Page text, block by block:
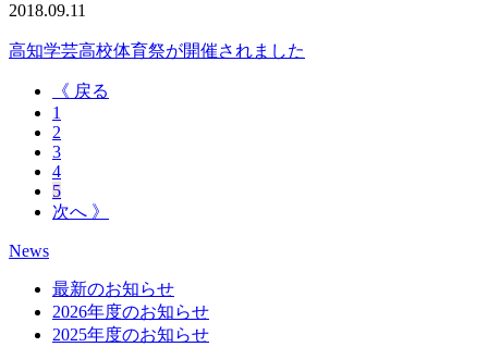
2018.09.11
高知学芸高校体育祭が開催されました
《 戻る
1
2
3
4
5
次へ 》
News
最新のお知らせ
2026年度のお知らせ
2025年度のお知らせ